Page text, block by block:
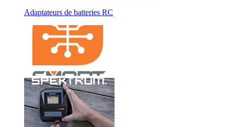
Adaptateurs de batteries RC